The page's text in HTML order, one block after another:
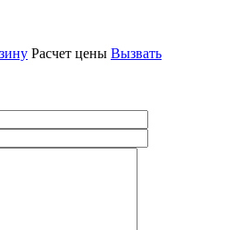
Расчет цены Вызвать